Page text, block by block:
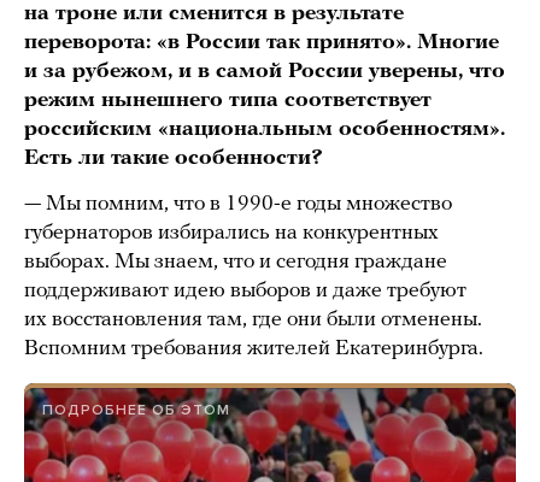
на троне или сменится в результате
переворота: «в России так принято». Многие
и за рубежом, и в самой России уверены, что
режим нынешнего типа соответствует
российским «национальным особенностям».
Есть ли такие особенности?
— Мы помним, что в 1990-е годы множество
губернаторов избирались на конкурентных
выборах. Мы знаем, что и сегодня граждане
поддерживают идею выборов и даже требуют
их восстановления там, где они были отменены.
Вспомним требования жителей Екатеринбурга.
ПОДРОБНЕЕ ОБ ЭТОМ